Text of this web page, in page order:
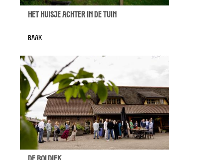
Het huisje achter in de tuin
Baak